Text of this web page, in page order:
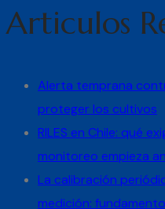
Articulos
Alerta temprana
proteger los cultivos
RILES en Chile: qué
monitoreo empieza
La calibración
medición: